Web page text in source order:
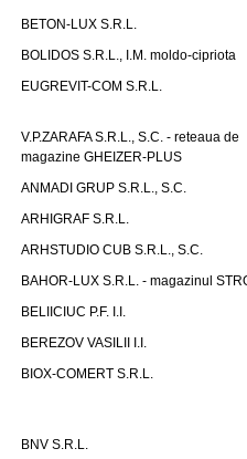
BETON-LUX S.R.L.
BOLIDOS S.R.L., I.M. moldo-cipriota
EUGREVIT-COM S.R.L.
V.P.ZARAFA S.R.L., S.C. - reteaua de
magazine GHEIZER-PLUS
ANMADI GRUP S.R.L., S.C.
ARHIGRAF S.R.L.
ARHSTUDIO CUB S.R.L., S.C.
BAHOR-LUX S.R.L. - magazinul
BELIICIUC P.F. I.I.
BEREZOV VASILII I.I.
BIOX-COMERT S.R.L.
BNV S.R.L.